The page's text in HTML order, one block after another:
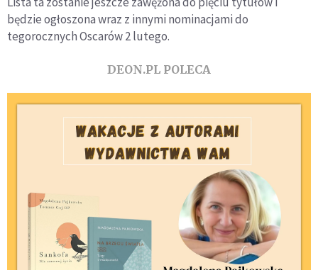
będzie ogłoszona wraz z innymi nominacjami do
tegorocznych Oscarów 2 lutego.
DEON.PL POLECA